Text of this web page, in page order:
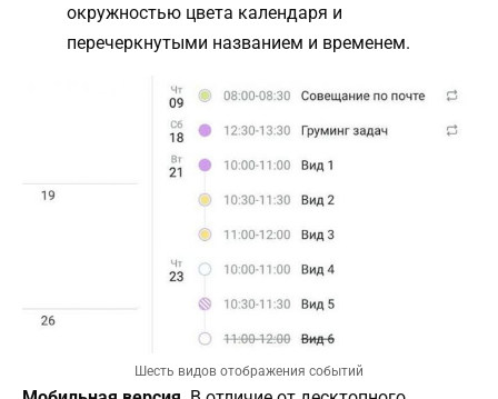
окружностью цвета календаря и
перечеркнутыми названием и временем.
Шесть видов отображения событий